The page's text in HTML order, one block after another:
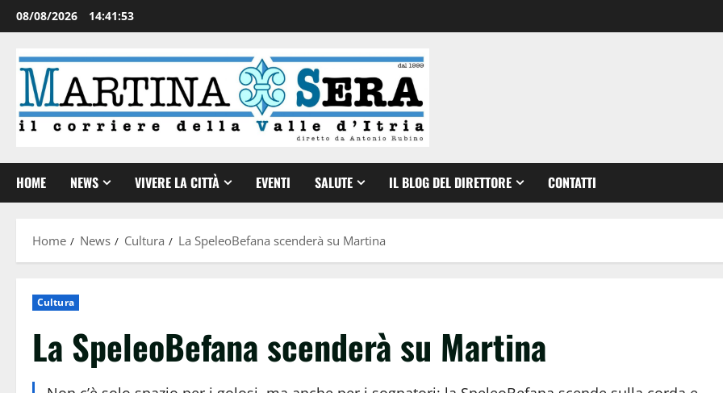
08/08/2026 14:41:53
HOME NEWS VIVERE LA CITTÀ EVENTI SALUTE IL BLOG DEL DIRETTORE CONTATTI
Home News Cultura La SpeleoBefana scenderà su Martina
Cultura
La SpeleoBefana scenderà su Martina